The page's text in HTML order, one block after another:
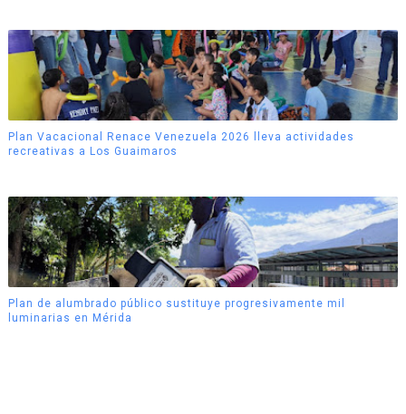
Plan Vacacional Renace Venezuela 2026 lleva actividades
recreativas a Los Guaimaros
Plan de alumbrado público sustituye progresivamente mil
luminarias en Mérida